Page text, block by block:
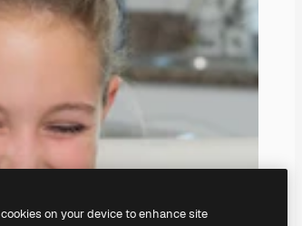
on your device to enhance site